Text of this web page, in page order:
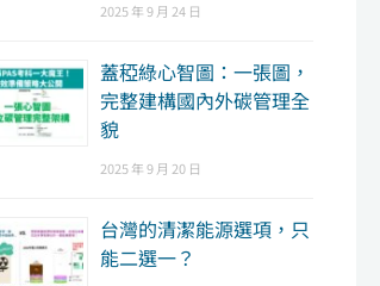
2025 年 9 月 24 日
蓋稏綠心智圖：一張圖，
完整建構國內外碳管理全
貌
2025 年 9 月 20 日
台灣的清潔能源選項，只
能二選一？